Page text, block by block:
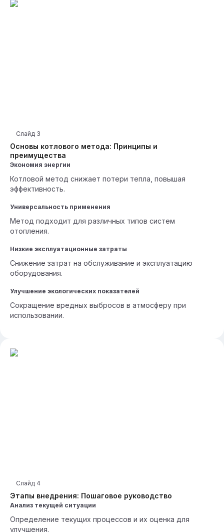
Основы котлового метода: Принципы и
преимущества
Слайд 3
Экономия энергии
Котловой метод снижает потери тепла, повышая
эффективность.
Универсальность применения
Метод подходит для различных типов систем
отопления.
Низкие эксплуатационные затраты
Снижение затрат на обслуживание и эксплуатацию
оборудования.
Улучшение экологических показателей
Сокращение вредных выбросов в атмосферу при
использовании.
Этапы внедрения: Пошаговое руководство
Слайд 4
Анализ текущей ситуации
Определение текущих процессов и их оценка для
улучшения.